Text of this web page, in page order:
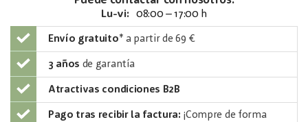
Lu-vi: 08:00 – 17:00 h
Envío gratuito* a partir de 69 €
3 años de garantía
Atractivas condiciones B2B
Pago tras recibir la factura: ¡Compre de forma